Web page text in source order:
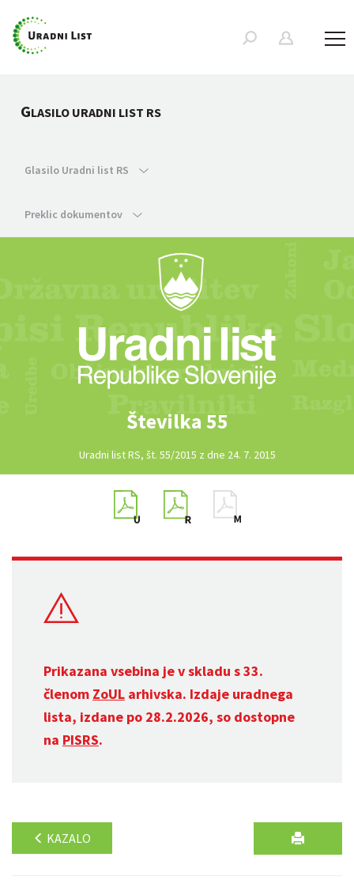
GLASILO URADNI LIST RS
Glasilo Uradni list RS
Preklic dokumentov
Številka 55
Uradni list RS, št. 55/2015 z dne 24. 7. 2015
Prikazana vsebina je v skladu s 33.
členom ZoUL arhivska. Izdaje uradnega
lista, izdane po 28.2.2026, so dostopne
na PISRS.
KAZALO